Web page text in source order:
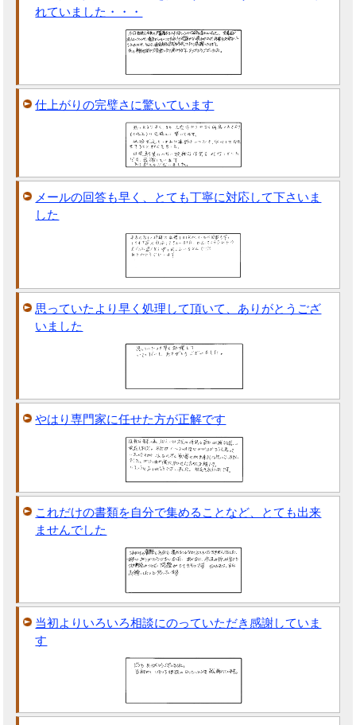
れていました・・・
仕上がりの完璧さに驚いています
メールの回答も早く、とても丁寧に対応して下さいま
した
思っていたより早く処理して頂いて、ありがとうござ
いました
やはり専門家に任せた方が正解です
これだけの書類を自分で集めることなど、とても出来
ませんでした
当初よりいろいろ相談にのっていただき感謝していま
す